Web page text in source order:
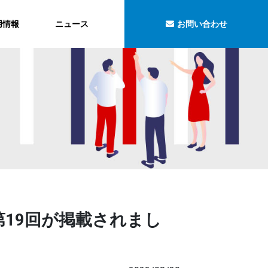
情報 ニュース お問い合わせ
回が掲載されまし